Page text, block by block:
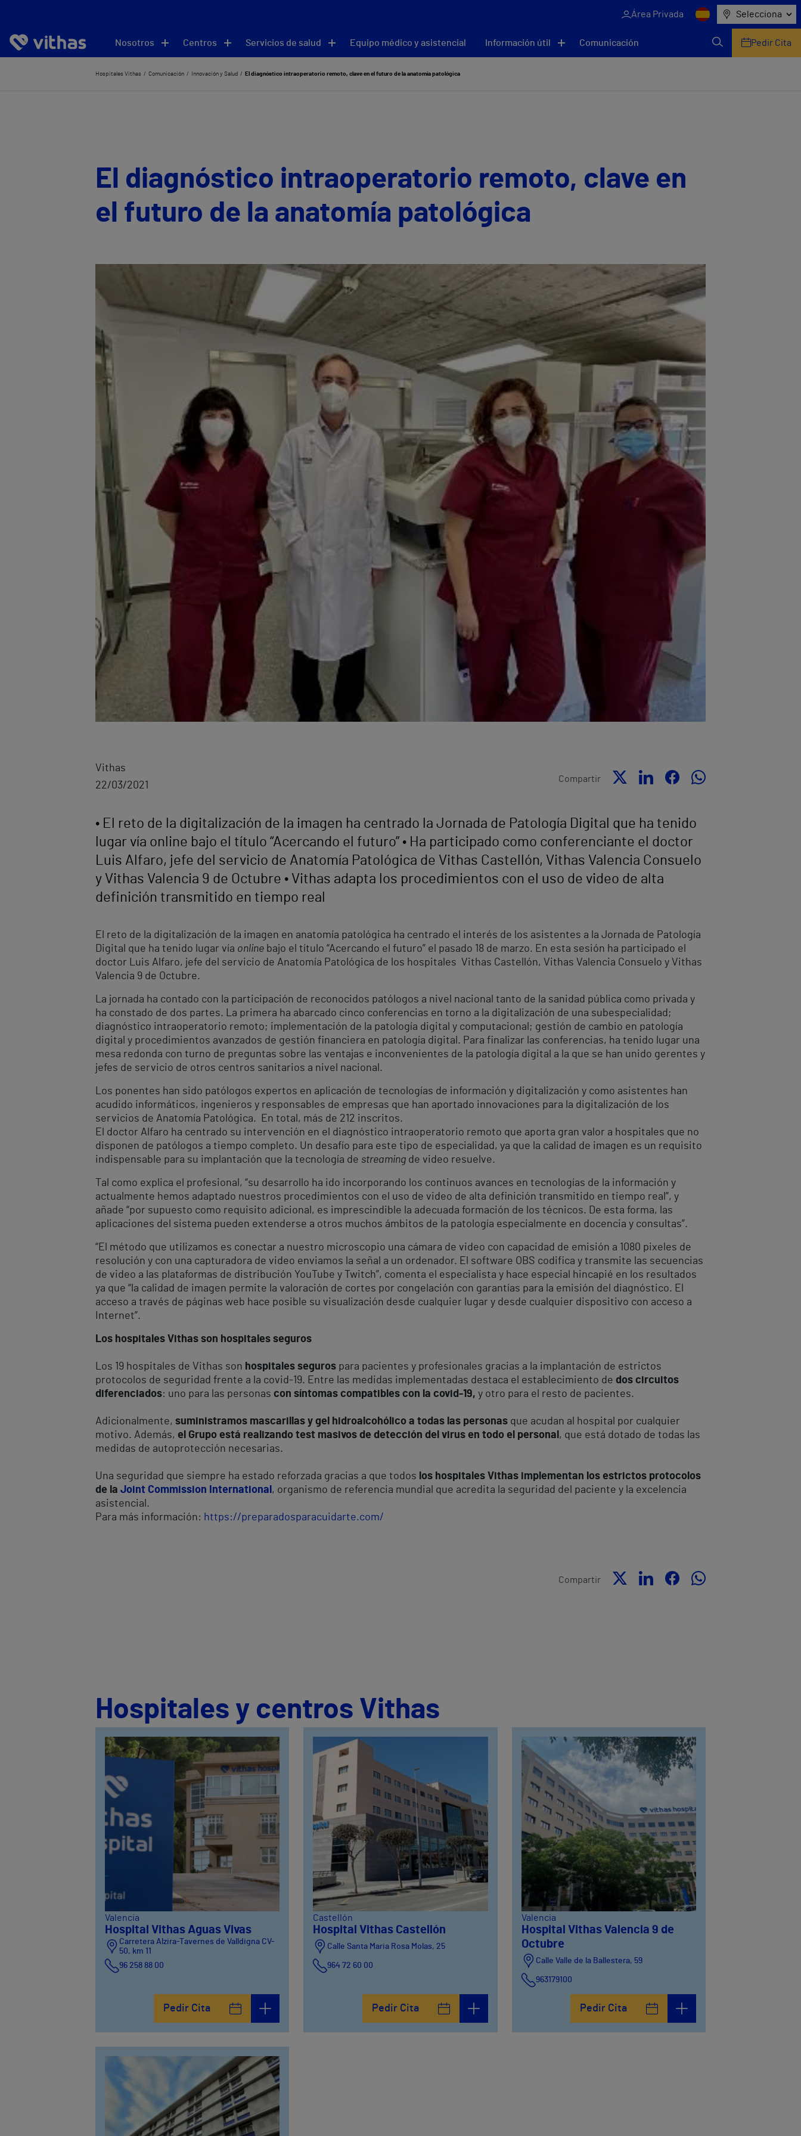
Área Privada Selecciona
Nosotros Centros Servicios de salud Equipo médico y asistencial Información útil Comunicación Pedir Cita
Hospitales Vithas Comunicación Innovación y Salud El diagnóstico intraoperatorio remoto, clave en el futuro de la anatomía patológica
El diagnóstico intraoperatorio remoto, clave en
el futuro de la anatomía patológica
Vithas
22/03/2021
Compartir
• El reto de la digitalización de la imagen ha centrado la Jornada de Patología Digital que ha tenido
lugar vía online bajo el título “Acercando el futuro” • Ha participado como conferenciante el doctor
Luis Alfaro, jefe del servicio de Anatomía Patológica de Vithas Castellón, Vithas Valencia Consuelo
y Vithas Valencia 9 de Octubre • Vithas adapta los procedimientos con el uso de video de alta
definición transmitido en tiempo real
El reto de la digitalización de la imagen en anatomía patológica ha centrado el interés de los asistentes a la Jornada de Patología
Digital que ha tenido lugar vía online bajo el título “Acercando el futuro” el pasado 18 de marzo. En esta sesión ha participado el
doctor Luis Alfaro, jefe del servicio de Anatomía Patológica de los hospitales Vithas Castellón, Vithas Valencia Consuelo y Vithas
Valencia 9 de Octubre.
La jornada ha contado con la participación de reconocidos patólogos a nivel nacional tanto de la sanidad pública como privada y
ha constado de dos partes. La primera ha abarcado cinco conferencias en torno a la digitalización de una subespecialidad;
diagnóstico intraoperatorio remoto; implementación de la patología digital y computacional; gestión de cambio en patología
digital y procedimientos avanzados de gestión financiera en patología digital. Para finalizar las conferencias, ha tenido lugar una
mesa redonda con turno de preguntas sobre las ventajas e inconvenientes de la patología digital a la que se han unido gerentes y
jefes de servicio de otros centros sanitarios a nivel nacional.
Los ponentes han sido patólogos expertos en aplicación de tecnologías de información y digitalización y como asistentes han
acudido informáticos, ingenieros y responsables de empresas que han aportado innovaciones para la digitalización de los
servicios de Anatomía Patológica. En total, más de 212 inscritos.
El doctor Alfaro ha centrado su intervención en el diagnóstico intraoperatorio remoto que aporta gran valor a hospitales que no
disponen de patólogos a tiempo completo. Un desafío para este tipo de especialidad, ya que la calidad de imagen es un requisito
indispensable para su implantación que la tecnología de streaming de video resuelve.
Tal como explica el profesional, “su desarrollo ha ido incorporando los continuos avances en tecnologías de la información y
actualmente hemos adaptado nuestros procedimientos con el uso de video de alta definición transmitido en tiempo real”, y
añade “por supuesto como requisito adicional, es imprescindible la adecuada formación de los técnicos. De esta forma, las
aplicaciones del sistema pueden extenderse a otros muchos ámbitos de la patología especialmente en docencia y consultas”.
“El método que utilizamos es conectar a nuestro microscopio una cámara de video con capacidad de emisión a 1080 pixeles de
resolución y con una capturadora de video enviamos la señal a un ordenador. El software OBS codifica y transmite las secuencias
de video a las plataformas de distribución YouTube y Twitch”, comenta el especialista y hace especial hincapié en los resultados
ya que “la calidad de imagen permite la valoración de cortes por congelación con garantías para la emisión del diagnóstico. El
acceso a través de páginas web hace posible su visualización desde cualquier lugar y desde cualquier dispositivo con acceso a
Internet”.
Los hospitales Vithas son hospitales seguros
Los 19 hospitales de Vithas son hospitales seguros para pacientes y profesionales gracias a la implantación de estrictos
protocolos de seguridad frente a la covid-19. Entre las medidas implementadas destaca el establecimiento de dos circuitos
diferenciados: uno para las personas con síntomas compatibles con la covid-19, y otro para el resto de pacientes.
Adicionalmente, suministramos mascarillas y gel hidroalcohólico a todas las personas que acudan al hospital por cualquier
motivo. Además, el Grupo está realizando test masivos de detección del virus en todo el personal , que está dotado de todas las
medidas de autoprotección necesarias.
Una seguridad que siempre ha estado reforzada gracias a que todos los hospitales Vithas implementan los estrictos protocolos
de la Joint Commission International , organismo de referencia mundial que acredita la seguridad del paciente y la excelencia
asistencial.
Para más información: https://preparadosparacuidarte.com/
Compartir
Hospitales y centros Vithas
Valencia
Hospital Vithas Aguas Vivas
Carretera Alzira-Tavernes de Valldigna CV-
50, km 11
96 258 88 00
Pedir Cita
Castellón
Hospital Vithas Castellón
Calle Santa Maria Rosa Molas, 25
964 72 60 00
Pedir Cita
Valencia
Hospital Vithas Valencia 9 de
Octubre
Calle Valle de la Ballestera, 59
963179100
Pedir Cita